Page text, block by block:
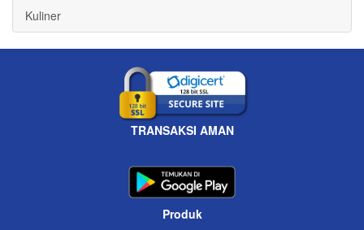
Kuliner
TRANSAKSI AMAN
Produk